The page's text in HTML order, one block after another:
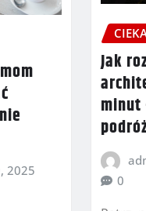
2025
Jak
0